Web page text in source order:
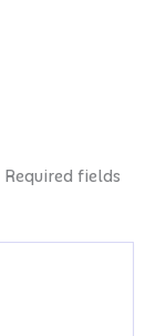
Required fields